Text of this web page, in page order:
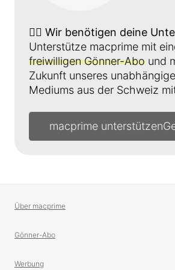
👉🏼 Wir benötigen deine
Unterstütze macprime mit
freiwilligen Gönner-Abo und
Zukunft unseres
Mediums aus der Schweiz
macprime unterstützen
Über macprime
Gönner-Abo
Werbung